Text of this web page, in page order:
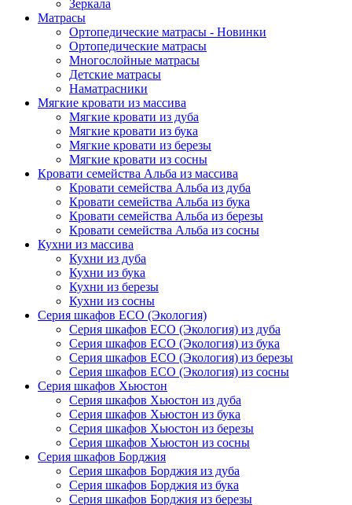
Зеркала
Матрасы
Ортопедические матрасы - Новинки
Ортопедические матрасы
Многослойные матрасы
Детские матрасы
Наматрасники
Мягкие кровати из массива
Мягкие кровати из дуба
Мягкие кровати из бука
Мягкие кровати из березы
Мягкие кровати из сосны
Кровати семейства Альба из массива
Кровати семейства Альба из дуба
Кровати семейства Альба из бука
Кровати семейства Альба из березы
Кровати семейства Альба из сосны
Кухни из массива
Кухни из дуба
Кухни из бука
Кухни из березы
Кухни из сосны
Серия шкафов ECO (Экология)
Серия шкафов ECO (Экология) из дуба
Серия шкафов ECO (Экология) из бука
Серия шкафов ECO (Экология) из березы
Серия шкафов ECO (Экология) из сосны
Серия шкафов Хьюстон
Серия шкафов Хьюстон из дуба
Серия шкафов Хьюстон из бука
Серия шкафов Хьюстон из березы
Серия шкафов Хьюстон из сосны
Серия шкафов Борджия
Серия шкафов Борджия из дуба
Серия шкафов Борджия из бука
Серия шкафов Борджия из березы